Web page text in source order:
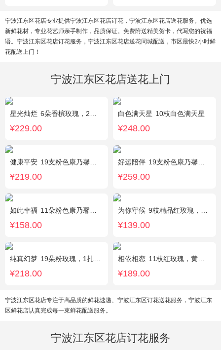
宁波江东区花店专业提供宁波江东区花店订花，宁波江东区花店送花服务。优选
新鲜花材，专业花艺师亲手制作，品质保证。免费附送精美贺卡，代写您的祝福
语。宁波江东区花店订花服务，宁波江东区花店送花同城配送，市区最快2小时鲜
花配送上门！
宁波江东区花店送花上门
星光灿烂 6朵香槟玫瑰，2朵向日葵，1个蓝色绣球，桔梗、小花、绿叶搭配
¥229.00
白色满天星 10枝白色满天星
¥248.00
健康平安 19支粉色康乃馨，1支香水百合，搭配适量石竹梅、黄莺。
¥219.00
好运陪伴 19支粉色康乃馨，3支多头香水百合，搭配满天星、黄莺装饰。
¥259.00
如此幸福 11朵粉色康乃馨，黄莺、满天星搭配。
¥158.00
为你守候 9枝精品红玫瑰，满天星、黄莺点缀，加可爱小熊1只。(小熊以实物为准)
¥139.00
纯真幻梦 19朵粉玫瑰，1扎满天星间插丰满
¥218.00
相依相恋 11枝红玫瑰，黄莺、满天星适量点缀，另加2只可爱小熊公仔。(小熊以实物为准)
¥189.00
宁波江东区花店专注于高品质的鲜花速递、宁波江东区订花送花服务，宁波江东
区鲜花店认真完成每一束鲜花配送服务。
宁波江东区花店订花服务